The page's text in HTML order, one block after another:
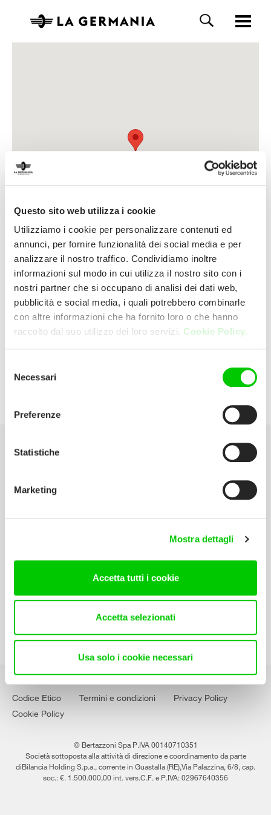
Questo sito web utilizza i cookie
Utilizziamo i cookie per personalizzare contenuti ed
annunci, per fornire funzionalità dei social media e per
analizzare il nostro traffico. Condividiamo inoltre
informazioni sul modo in cui utilizza il nostro sito con i
nostri partner che si occupano di analisi dei dati web,
pubblicità e social media, i quali potrebbero combinarle
con altre informazioni che ha fornito loro o che hanno
raccolto dal suo utilizzo dei loro servizi. Cookie Policy.
delNecessari
Preferenze
Statistiche
Marketing
Mostra dettagli
Accetta tutti i cookie
Accetta selezionati
Usa solo i cookie necessari
Unieuro
Italia
Scarica il catalogo
Manuali d’istruzione
Lavora con noi
Codice Etico Termini e condizioni
Privacy Policy
Cookie Policy
© Bertazzoni Spa P.IVA 00140710351
Società sottoposta alla attività di direzione e coordinamento da parte
diBilancia Holding S.p.a., corrente in Guastalla (RE),Via Palazzina, 6/8, cap.
soc.: €. 1.500.000,00 int. vers.C.F. e P.IVA: 02967640356